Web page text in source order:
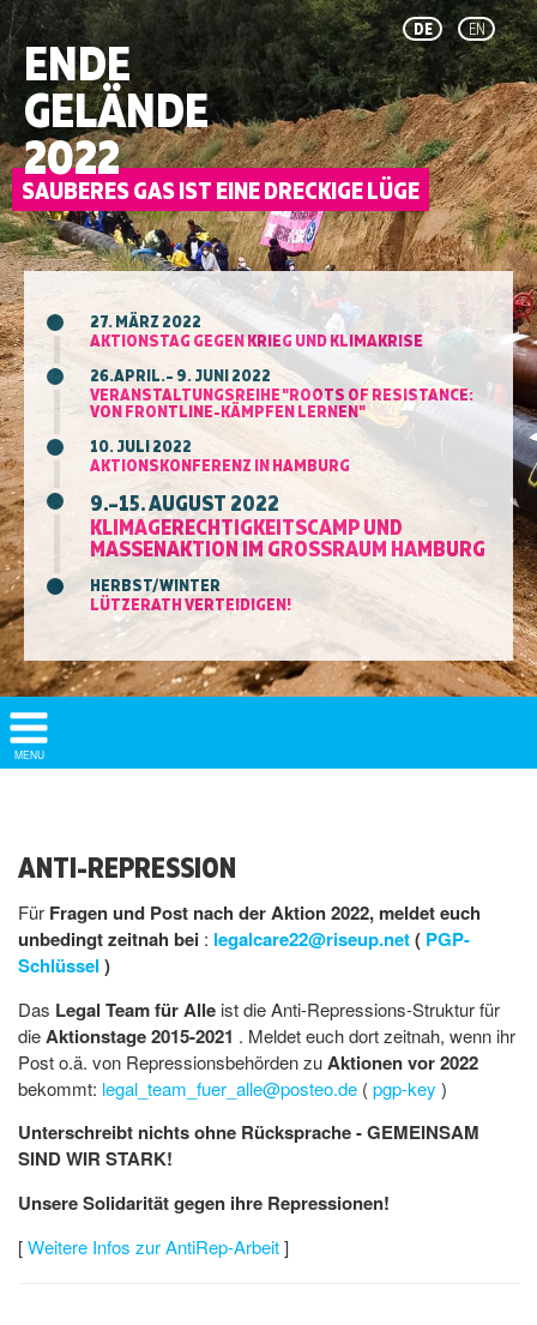
DE EN
ENDE
GELÄNDE
2022
27. MÄRZ 2022
AKTIONSTAG GEGEN KRIEG UND KLIMAKRISE
26.APRIL.– 9. JUNI 2022
VERANSTALTUNGSREIHE "ROOTS OF RESISTANCE:
VON FRONTLINE-KÄMPFEN LERNEN"
10. JULI 2022
AKTIONSKONFERENZ IN HAMBURG
9.–15. AUGUST 2022
KLIMAGERECHTIGKEITSCAMP UND
MASSENAKTION IM GROSSRAUM HAMBURG
HERBST/WINTER
LÜTZERATH VERTEIDIGEN!
Show/
Hide
MENU
ANTI-REPRESSION
Für Fragen und Post nach der Aktion 2022, meldet euch
unbedingt zeitnah bei : legalcare22@riseup.net( PGP-
Schlüssel )
Das Legal Team für Alle ist die Anti-Repressions-Struktur für
dieAktionstage 2015-2021 . Meldet euch dort zeitnah, wenn ihr
Post o.ä. von Repressionsbehörden zuAktionen vor 2022
bekommt: legal_team_fuer_alle@posteo.de (pgp-key )
Unterschreibt nichts ohne Rücksprache - GEMEINSAM
SIND WIR STARK!
Unsere Solidarität gegen ihre Repressionen!
[Weitere Infos zur AntiRep-Arbeit]